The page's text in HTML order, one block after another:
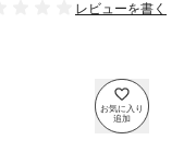
レビューを書く